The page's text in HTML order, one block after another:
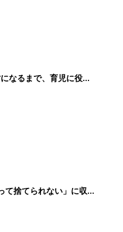
なるまで、育児に役立
て捨てられない」に収納